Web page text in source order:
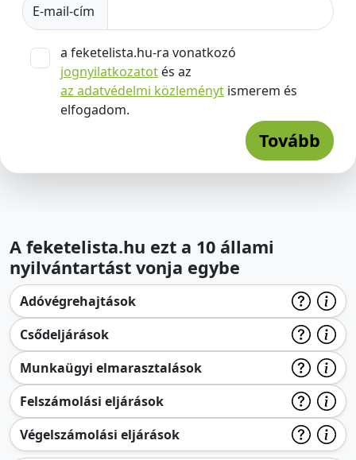
E-mail-cím
a feketelista.hu-ra vonatkozó
jognyilatkozatot és az
az adatvédelmi közleményt ismerem és
elfogadom.
Tovább
A feketelista.hu ezt a 10 állami
nyilvántartást vonja egybe
Adóvégrehajtások
Csődeljárások
Munkaügyi elmarasztalások
Felszámolási eljárások
Végelszámolási eljárások